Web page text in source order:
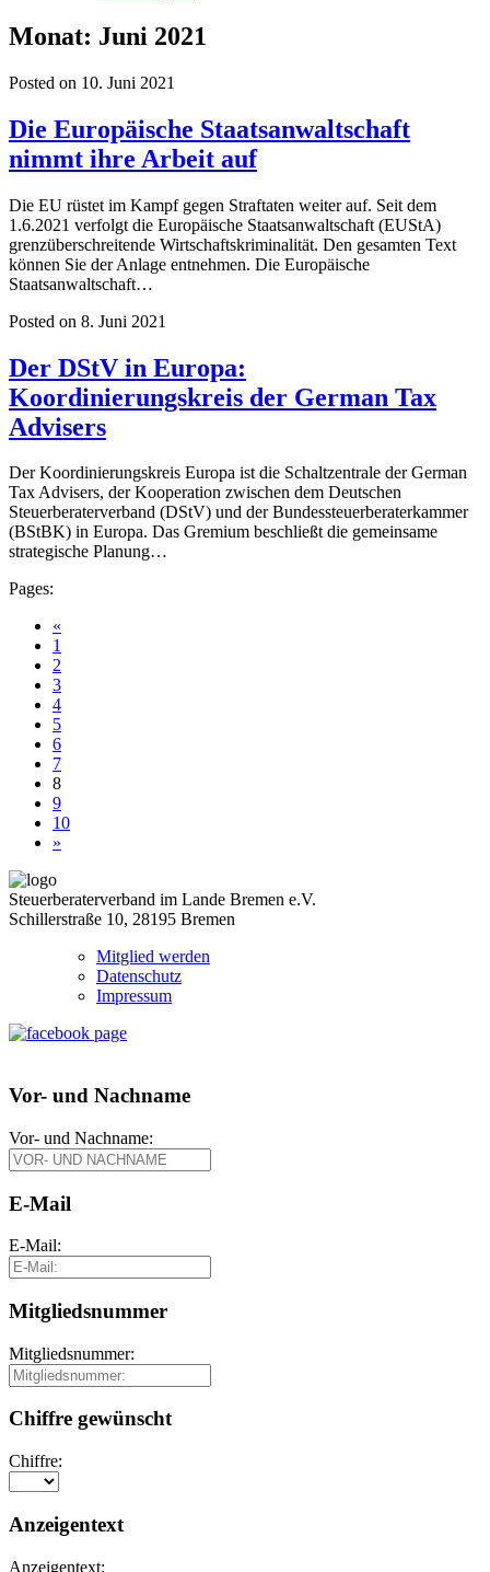
Monat: Juni 2021
Posted on 10. Juni 2021
Die Europäische Staatsanwaltschaft
nimmt ihre Arbeit auf
Die EU rüstet im Kampf gegen Straftaten weiter auf. Seit dem
1.6.2021 verfolgt die Europäische Staatsanwaltschaft (EUStA)
grenzüberschreitende Wirtschaftskriminalität. Den gesamten Text
können Sie der Anlage entnehmen. Die Europäische
Staatsanwaltschaft…
Posted on 8. Juni 2021
Der DStV in Europa:
Koordinierungskreis der German Tax
Advisers
Der Koordinierungskreis Europa ist die Schaltzentrale der German
Tax Advisers, der Kooperation zwischen dem Deutschen
Steuerberaterverband (DStV) und der Bundessteuerberaterkammer
(BStBK) in Europa. Das Gremium beschließt die gemeinsame
strategische Planung…
Pages:
«
1
2
3
4
5
6
7
8
9
10
»
Steuerberaterverband im Lande Bremen e.V.
Schillerstraße 10, 28195 Bremen
Mitglied werden
Datenschutz
Impressum
Vor- und Nachname
Vor- und Nachname:
E-Mail
E-Mail:
Mitgliedsnummer
Mitgliedsnummer:
Chiffre gewünscht
Chiffre:
Anzeigentext
Anzeigentext: